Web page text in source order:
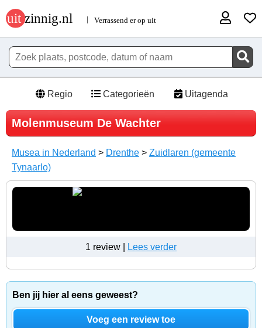
Regio Categorieën Uitagenda
Molenmuseum De Wachter
Musea in Nederland > Drenthe > Zuidlaren (gemeente
Tynaarlo)
1 review | Lees verder
Ben jij hier al eens geweest?
Voeg een review toe